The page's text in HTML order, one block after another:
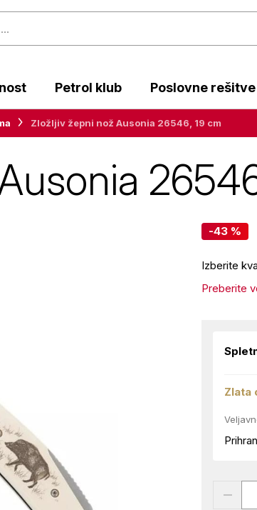
Petrol klub Poslovne rešitve
Zložljiv žepni nož Ausonia 26546, 19 cm
-43 %
Izberite
Preberite
Zlata